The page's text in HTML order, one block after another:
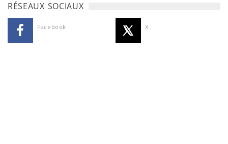
RÉSEAUX SOCIAUX
Facebook X